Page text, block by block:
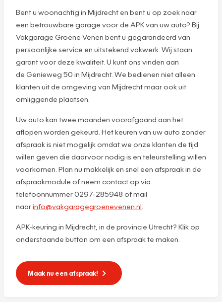
Bent u woonachtig in Mijdrecht en bent u op zoek naar
een betrouwbare garage voor de APK van uw auto? Bij
Vakgarage Groene Venen bent u gegarandeerd van
persoonlijke service en uitstekend vakwerk. Wij staan
garant voor deze kwaliteit. U kunt ons vinden aan
de Genieweg 50 in Mijdrecht. We bedienen niet alleen
klanten uit de omgeving van Mijdrecht maar ook uit
omliggende plaatsen.
Uw auto kan twee maanden voorafgaand aan het
aflopen worden gekeurd. Het keuren van uw auto zonder
afspraak is niet mogelijk omdat we onze klanten de tijd
willen geven die daarvoor nodig is en teleurstelling willen
voorkomen. Plan nu makkelijk en snel een afspraak in de
afspraakmodule of neem contact op via
telefoonnummer 0297-285948 of mail
naarinfo@vakgaragegroenevenen.nl
APK-keuring in Mijdrecht, in de provincie Utrecht? Klik op
onderstaande button om een afspraak te maken.
Maak nu een afspraak!